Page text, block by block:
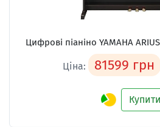
Цифрові піаніно YAMAHA
Ціна: 81599 грн
Купити